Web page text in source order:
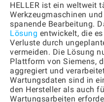
HELLER ist ein weltweit
Werkzeugmaschinen
spanende Bearbeitung.
Lösung entwickelt, die
Verluste durch
vermeiden. Die Lösung
Plattform von Siemens,
aggregiert und
Wartungsdaten sind in
den Hersteller als auch
Wartungsarbeiten